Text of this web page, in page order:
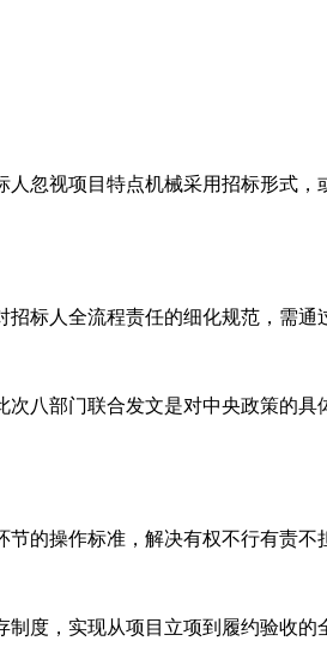
忽视项目特点机械采用招标形式
标人全流程责任的细化规范，需通
八部门联合发文是对中央政策的具
的操作标准，解决有权不行有责不
度，实现从项目立项到履约验收的